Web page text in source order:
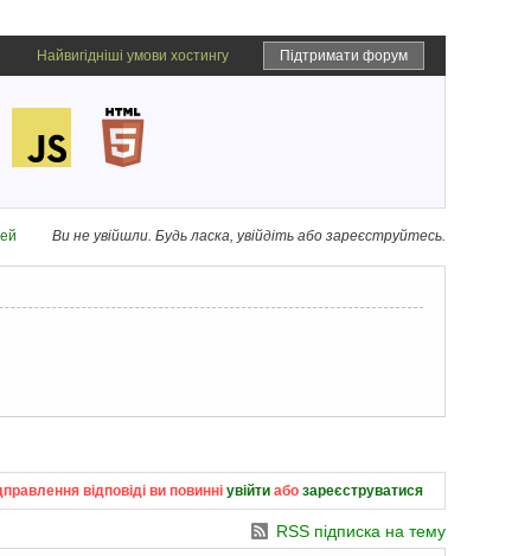
Підтримати форум
Найвигідніші умови хостингу
Ви не увійшли. Будь ласка, увійдіть або зареєструйтесь.
відповіді ви повинні увійти або зареєструватися
RSS підписка на тему